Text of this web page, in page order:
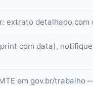
extrato detalhado
com data),
em gov.br/